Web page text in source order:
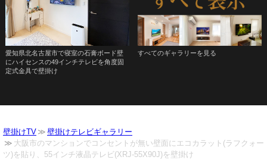
愛知県北名古屋市で寝室の石膏ボード壁
にハイセンスの49インチテレビを角度固
定式金具で壁掛け
すべてのギャラリーを見る
壁掛けTV
壁掛けテレビギャラリー
大阪市のマンションでコンセントが無い壁面にエコカラット(ラフクォー
ツ)を貼り、55インチ液晶テレビ(XRJ-55X90J)を壁掛け